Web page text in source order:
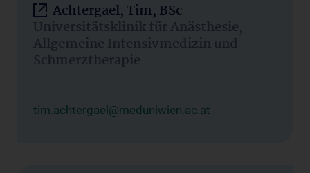
Achtergael, Tim, BSc
Universitätsklinik für Anästhesie,
Allgemeine Intensivmedizin und
Schmerztherapie
tim.achtergael@meduniwien.ac.at